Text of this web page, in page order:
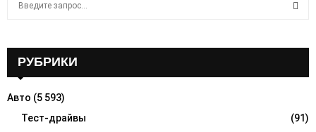
o
R
РУБРИКИ
Авто (5 593)
Тест-драйвы
(91)